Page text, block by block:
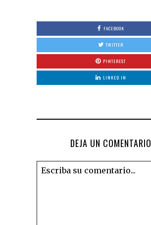
FACEBOOK
TWITTER
PINTEREST
LINKED IN
DEJA UN COMENTARIO